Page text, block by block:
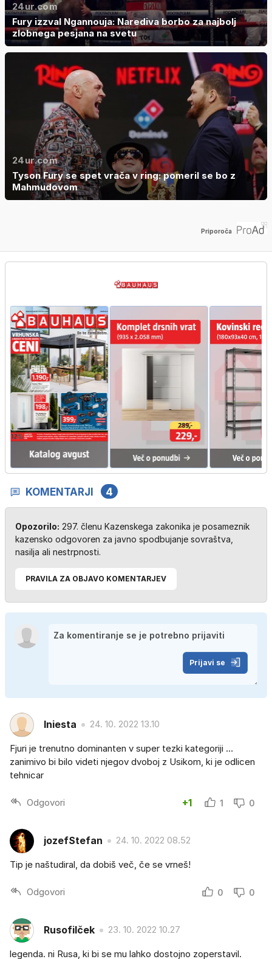
24ur.com
Fury izzval Ngannouja: Narediva borbo za najbolj
zlobnega pesjana na svetu
24ur.com
Tyson Fury se spet vrača v ring: pomeril se bo z
Mahmudovom
Priporoča
KOMENTARJI 4
Opozorilo: 297. členu Kazenskega zakonika je posameznik
kazensko odgovoren za javno spodbujanje sovraštva,
nasilja ali nestrpnosti.
PRAVILA ZA OBJAVO KOMENTARJEV
Prijavi se
Iniesta 24. 10. 2022 13.10
Fjuri je trenutno dominanten v super tezki kategoriji …
zanimivo bi bilo videti njegov dvoboj z Usikom, ki je odlicen
tehnicar
Odgovori +1 1 0
jozefStefan 24. 10. 2022 08.52
Tip je naštudiral, da dobiš več, če se vrneš!
Odgovori 0 0
Rusofilček 23. 10. 2022 10.27
legenda. ni Rusa, ki bi se mu lahko dostojno zoperstavil.